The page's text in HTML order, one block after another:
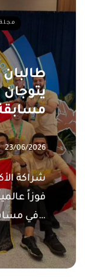
طالبان
يتوجان
23/06/2026
شراكة
فوزاً
في مسابقة الحوسبة توج الطالبان أحمد…